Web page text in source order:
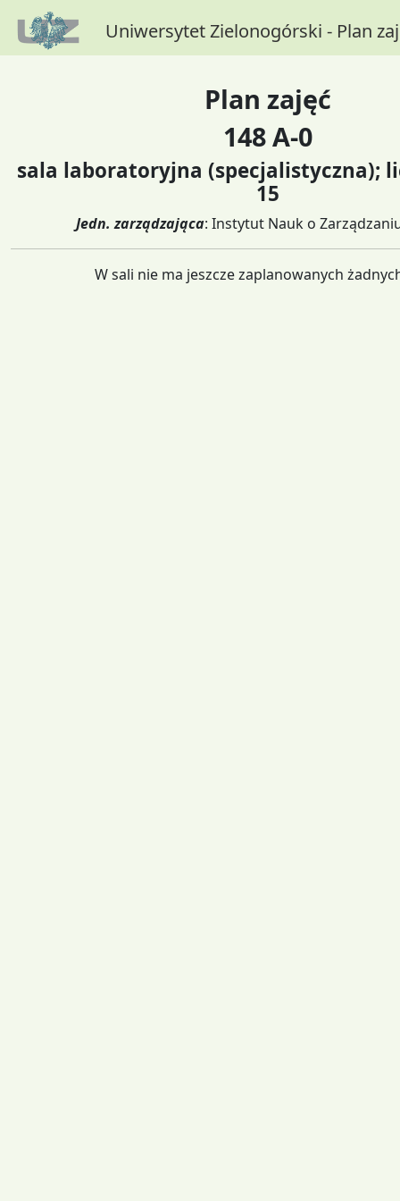
Uniwersytet Zielonogórski - Plan
Plan zajęć
148 A-0
sala laboratoryjna (specjalistyczna);
15
Jedn. zarządzająca: Instytut Nauk o
W sali nie ma jeszcze zaplanowanych